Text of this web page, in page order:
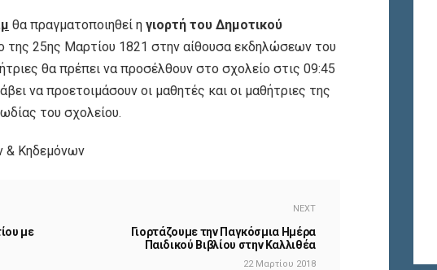
θα πραγματοποιηθεί η γιορτή του Δημοτικού
της 25ης Μαρτίου 1821 στην αίθουσα εκδηλώσεων του
θα πρέπει να προσέλθουν στο σχολείο στις 09:45
να προετοιμάσουν οι μαθητές και οι μαθήτριες της
του σχολείου.
& Κηδεμόνων
με
NEXT
Γιορτάζουμε την Παγκόσμια Ημέρα
Παιδικού Βιβλίου στην Καλλιθέα
22 Μαρτίου 2018